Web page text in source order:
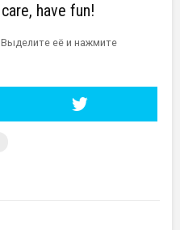
have fun!
её и нажмите